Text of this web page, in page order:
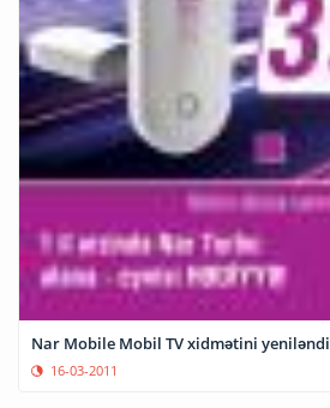
Nar Mobile Mobil TV xidmətini yeniləndi
16-03-2011